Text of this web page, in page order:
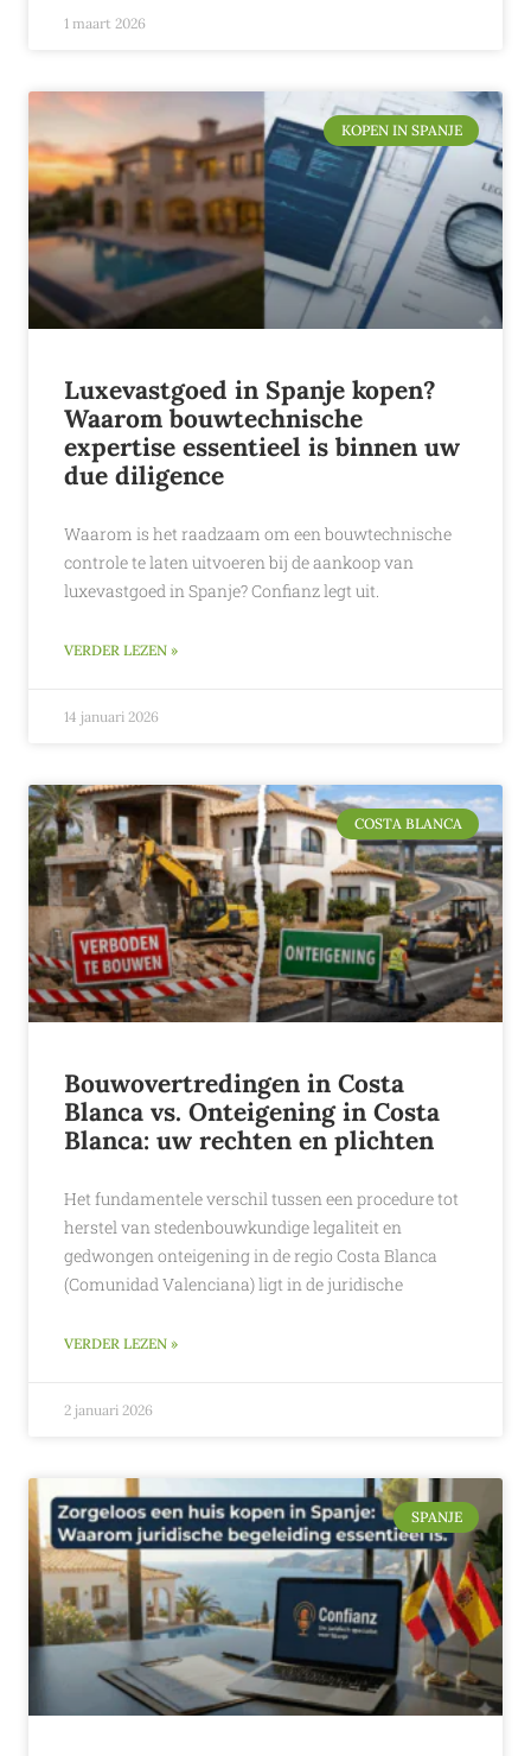
1 maart 2026
KOPEN IN SPANJE
Luxevastgoed in Spanje kopen?
Waarom bouwtechnische
expertise essentieel is binnen uw
due diligence
Waarom is het raadzaam om een bouwtechnische
controle te laten uitvoeren bij de aankoop van
luxevastgoed in Spanje? Confianz legt uit.
VERDER LEZEN »
14 januari 2026
COSTA BLANCA
Bouwovertredingen in Costa
Blanca vs. Onteigening in Costa
Blanca: uw rechten en plichten
Het fundamentele verschil tussen een procedure tot
herstel van stedenbouwkundige legaliteit en
gedwongen onteigening in de regio Costa Blanca
(Comunidad Valenciana) ligt in de juridische
VERDER LEZEN »
2 januari 2026
SPANJE